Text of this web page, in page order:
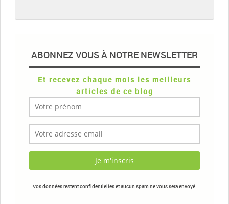
ABONNEZ VOUS À NOTRE NEWSLETTER
Et recevez chaque mois les meilleurs
articles de ce blog
Vos données restent confidentielles et aucun spam ne vous sera envoyé.